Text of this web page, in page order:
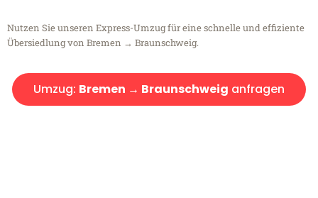
Nutzen Sie unseren Express-Umzug für eine schnelle und effiziente
Übersiedlung von Bremen → Braunschweig.
Umzug: Bremen → Braunschweig anfragen